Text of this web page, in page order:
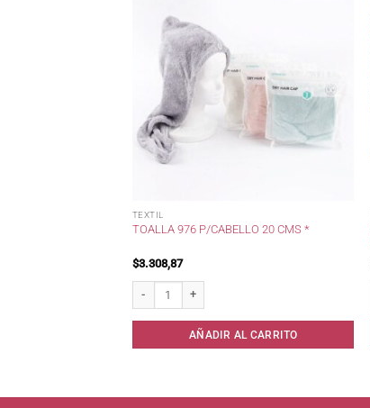
TEXTIL
TOALLA 976 P/CABELLO 20 CMS *
$3.308,87
AÑADIR AL CARRITO